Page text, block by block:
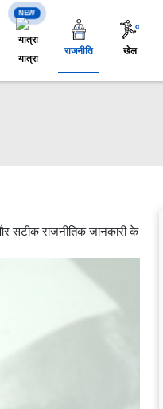
NEW
यात्रा
राजनीति खेल
सटीक राजनीतिक जानकारी के